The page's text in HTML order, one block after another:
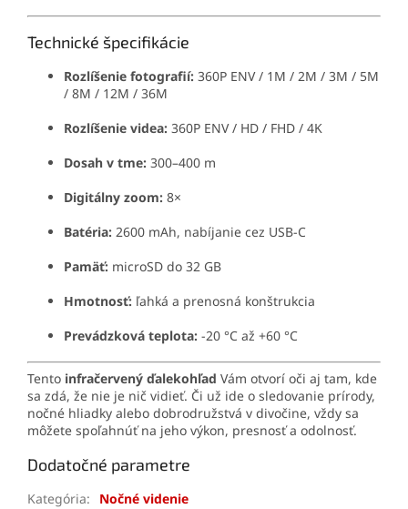
Technické špecifikácie
Rozlíšenie fotografií: 360P ENV / 1M / 2M / 3M / 5M
/ 8M / 12M / 36M
Rozlíšenie videa: 360P ENV / HD / FHD / 4K
Dosah v tme: 300–400 m
Digitálny zoom: 8×
Batéria: 2600 mAh, nabíjanie cez USB-C
Pamäť: microSD do 32 GB
Hmotnosť: ľahká a prenosná konštrukcia
Prevádzková teplota: -20 °C až +60 °C
Tento infračervený ďalekohľad Vám otvorí oči aj tam, kde
sa zdá, že nie je nič vidieť. Či už ide o sledovanie prírody,
nočné hliadky alebo dobrodružstvá v divočine, vždy sa
môžete spoľahnúť na jeho výkon, presnosť a odolnosť.
Dodatočné parametre
Kategória:
Nočné videnie